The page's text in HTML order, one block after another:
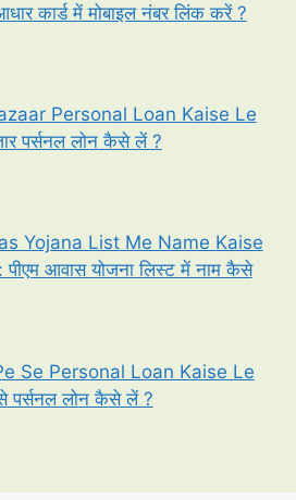
कार्ड में मोबाइल नंबर लिंक करें ?
Personal Loan Kaise Le
पर्सनल लोन कैसे लें ?
Yojana List Me Name Kaise
आवास योजना लिस्ट में नाम कैसे
Se Personal Loan Kaise Le
पर्सनल लोन कैसे लें ?